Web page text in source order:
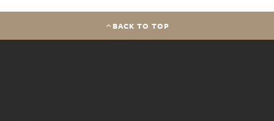
BACK TO TOP